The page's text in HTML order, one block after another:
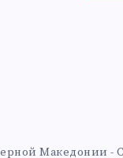
Македонии -